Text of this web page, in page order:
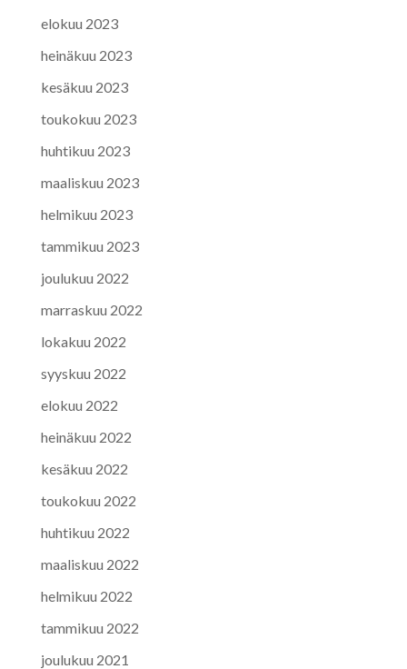
elokuu 2023
heinäkuu 2023
kesäkuu 2023
toukokuu 2023
huhtikuu 2023
maaliskuu 2023
helmikuu 2023
tammikuu 2023
joulukuu 2022
marraskuu 2022
lokakuu 2022
syyskuu 2022
elokuu 2022
heinäkuu 2022
kesäkuu 2022
toukokuu 2022
huhtikuu 2022
maaliskuu 2022
helmikuu 2022
tammikuu 2022
joulukuu 2021